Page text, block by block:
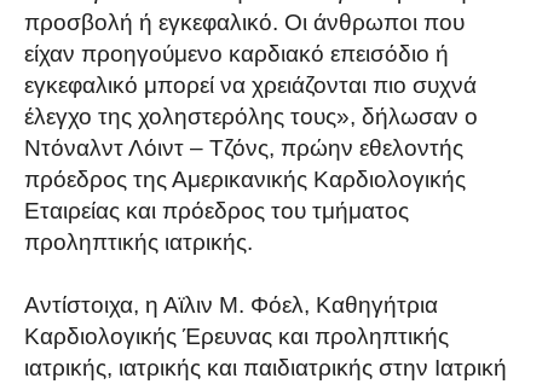
προσβολή ή εγκεφαλικό. Οι άνθρωποι που
είχαν προηγούμενο καρδιακό επεισόδιο ή
εγκεφαλικό μπορεί να χρειάζονται πιο συχνά
έλεγχο της χοληστερόλης τους», δήλωσαν ο
Ντόναλντ Λόιντ – Τζόνς, πρώην εθελοντής
πρόεδρος της Αμερικανικής Καρδιολογικής
Εταιρείας και πρόεδρος του τμήματος
προληπτικής ιατρικής.
Αντίστοιχα, η Αϊλιν Μ. Φόελ, Καθηγήτρια
Καρδιολογικής Έρευνας και προληπτικής
ιατρικής, ιατρικής και παιδιατρικής στην Ιατρική